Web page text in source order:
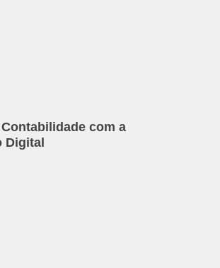
com a
Digital